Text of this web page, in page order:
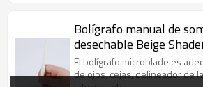
Bolígrafo manual de
desechable Beige
entrenamiento de
permanente
El bolígrafo microblade es
de ojos, cejas, delineador de